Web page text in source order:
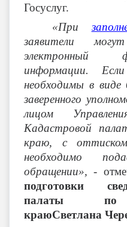
Госуслуг.
«При
заявители
электронный
информации.
необходимы в
заверенного
лицом
Кадастровой
краю, с
необходимо
обращении», -
подготовки
палаты по
краюСветлана